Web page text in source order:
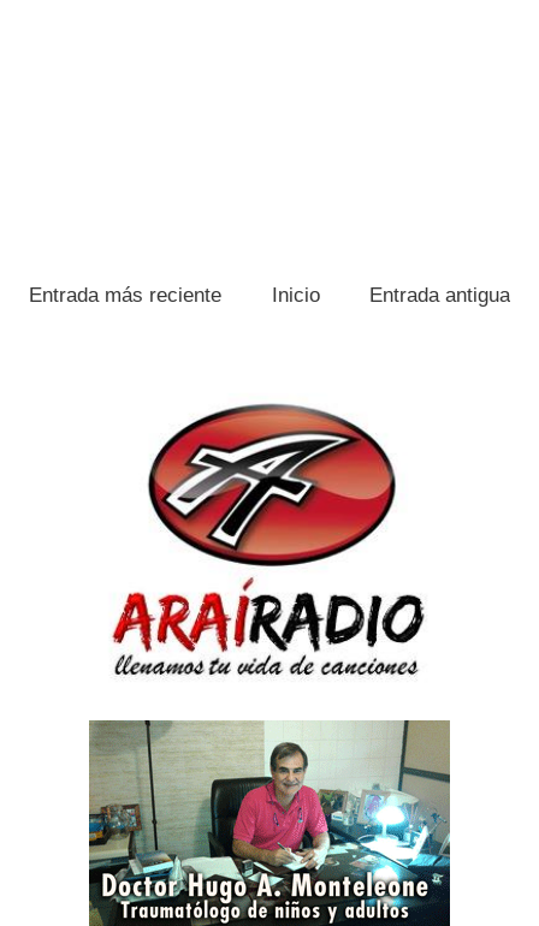
Entrada más reciente Entrada antigua
Inicio